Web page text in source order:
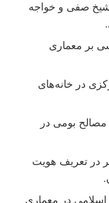
صفی و خواجه
معماری
خانه‌های
بومی در
تعریف هویت
در معماری